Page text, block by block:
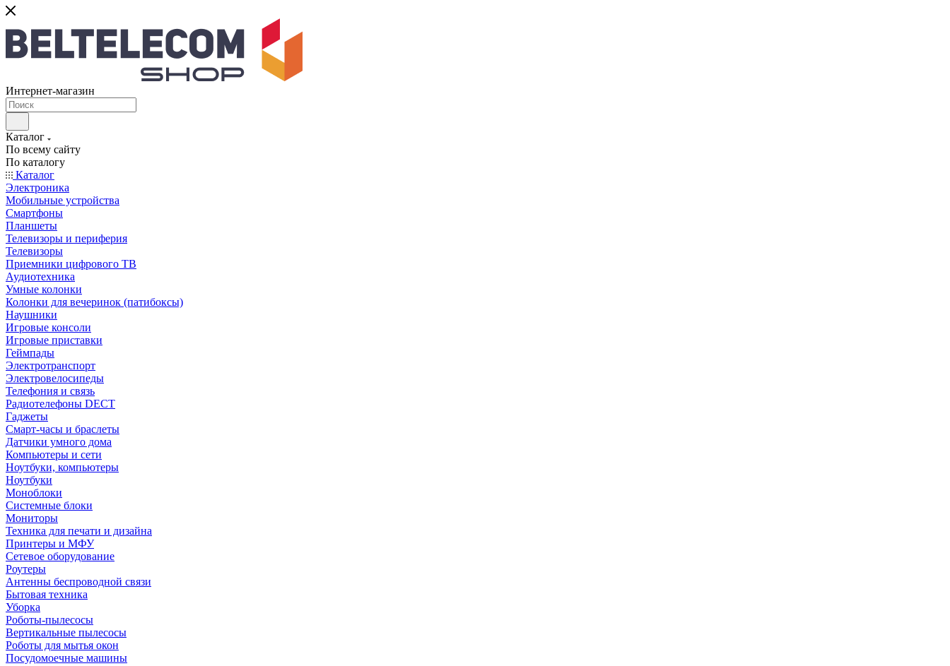
Интернет-магазин
Каталог
По всему сайту
По каталогу
Каталог
Электроника
Мобильные устройства
Смартфоны
Планшеты
Телевизоры и периферия
Телевизоры
Приемники цифрового ТВ
Аудиотехника
Умные колонки
Колонки для вечеринок (патибоксы)
Наушники
Игровые консоли
Игровые приставки
Геймпады
Электротранспорт
Электровелосипеды
Телефония и связь
Радиотелефоны DECT
Гаджеты
Смарт-часы и браслеты
Датчики умного дома
Компьютеры и сети
Ноутбуки, компьютеры
Ноутбуки
Моноблоки
Системные блоки
Мониторы
Техника для печати и дизайна
Принтеры и МФУ
Сетевое оборудование
Роутеры
Антенны беспроводной связи
Бытовая техника
Уборка
Роботы-пылесосы
Вертикальные пылесосы
Роботы для мытья окон
Посудомоечные машины